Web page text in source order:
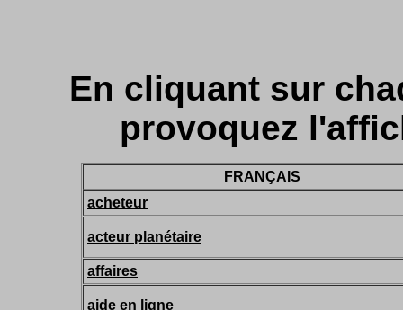
En cliquant sur
provoquez
FRANÇAIS
acheteur
acteur planétaire
affaires
aide en ligne